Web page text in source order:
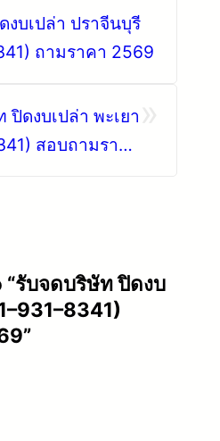
งบเปล่า ปราจีนบุรี
ถามราคา 2569
ปิดงบเปล่า พะเยา
สอบถามราคา
รับจดบริษัท ปิดงบ